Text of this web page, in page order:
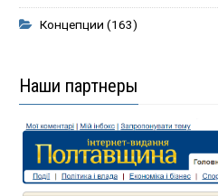
Концепции (163)
Наши партнеры